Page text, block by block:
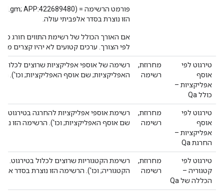
הזו נוצרת בסדר אלפביתי עולה.
לפי הצורך. ערכים קטועים לא יהיו קצרים מ-10 תווים.
טירגוט לפי
אוסף
אפליקציות –
כולל Qa
מחרוזת,
רשימה
רשימה של אוספי אפליקציות שרוצים
האפליקציות; שם אוסף האפליקציות; וכו').
טירגוט לפי
אוסף
אפליקציות –
החרגת Qa
מחרוזת,
רשימה
רשימת אוספי אפליקציות להחרגה
שם אוסף האפליקציות; וכו'). הרשימה הזו
טירגוט לפי
קטגוריה –
הכללה של Qa
מחרוזת,
רשימה
רשימת הקטגוריות שרוצים לכלול
הקטגוריה; וכו'). הרשימה הזו נוצרת בסדר